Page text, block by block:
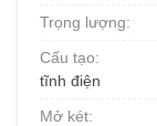
Trọng lượng:
Cấu tạo:
tĩnh điện
Mở két: